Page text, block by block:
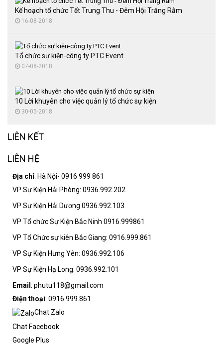
Tổ chức trung thu
Tổ chức đại hội thể thao
Tổ chức tiệc cuối năm
Tổ chức sự kiện lễ kỷ niệm
Thuê màn hình LED
Kế hoạch tổ chức Tết Trung Thu - Đêm Hội Trăng Rằm
16-08-2018
Tổ chức sự kiện-công ty PTC Event
07-08-2018
10 Lời khuyên cho việc quản lý tổ chức sự kiện
30-05-2018
LIÊN KẾT
LIÊN HỆ
Địa chỉ: Hà Nội- 0916 999 861
VP Sự Kiện Hải Phòng: 0936.992.202
VP Sự Kiện Hải Dương 0936.992.103
VP Tổ chức Sự Kiện Bắc Ninh 0916.999861
VP Tổ Chức sự kiên Bắc Giang: 0916.999.861
VP Sự Kiện Hưng Yên: 0936.992.106
VP Sự Kiện Hạ Long: 0936.992.101
Email : phutu118@gmail.com
Điện thoại: 0916.999.861
Chat Zalo
Chat Facebook
Google Plus